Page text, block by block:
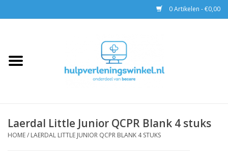
0 Artikelen - €0,00
EHBO
Laerdal Little Junior QCPR Blank 4 stuks
HOME/ LAERDAL LITTLE JUNIOR QCPR BLANK 4 STUKS